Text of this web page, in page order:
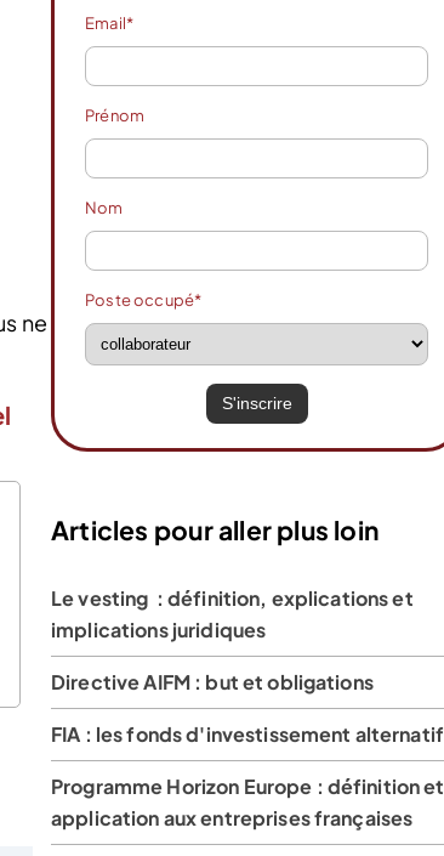
ne
A partir de
0€/mois
4,6 sur 3385 avis
0€/mois
4,8 sur 10 182 avis
Email*
Prénom
Nom
Poste occupé*
Articles pour aller plus loin
Le vesting : définition, explications et
implications juridiques
Directive AIFM : but et obligations
FIA : les fonds d'investissement alternatif
Programme Horizon Europe : définition et
application aux entreprises françaises